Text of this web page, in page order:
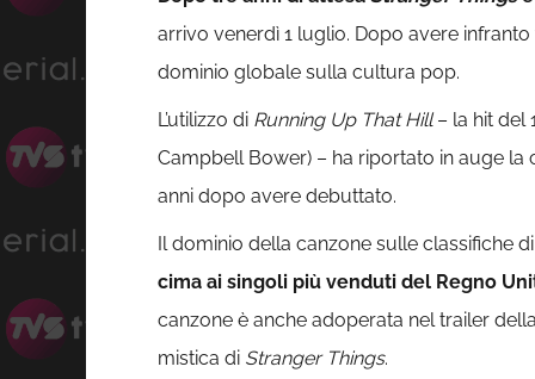
arrivo venerdì 1 luglio. Dopo avere
dominio globale sulla cultura pop.
L’utilizzo di Running Up That Hill– la hit del
Campbell Bower) – ha riportato in auge
anni dopo avere debuttato.
Il dominio della canzone sulle classifiche
cima ai singoli più venduti del Regno
canzone è anche adoperata nel trailer
mistica di Stranger Things.